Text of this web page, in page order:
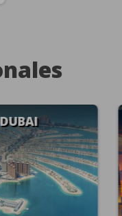
PORTUGAL
noches